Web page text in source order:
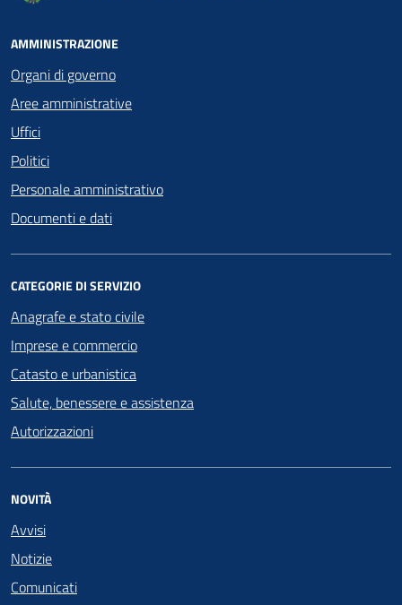
AMMINISTRAZIONE
Organi di governo
Aree amministrative
Uffici
Politici
Personale amministrativo
Documenti e dati
CATEGORIE DI SERVIZIO
Anagrafe e stato civile
Imprese e commercio
Catasto e urbanistica
Salute, benessere e assistenza
Autorizzazioni
NOVITÀ
Avvisi
Notizie
Comunicati